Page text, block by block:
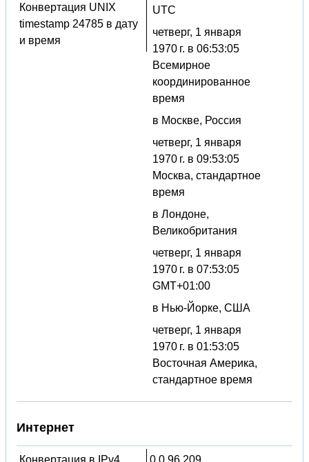
Конвертация UNIX
timestamp 24785 в дату
и время
UTC
четверг, 1 января
1970 г. в 06:53:05
Всемирное
координированное
время
в Москве, Россия
четверг, 1 января
1970 г. в 09:53:05
Москва, стандартное
время
в Лондоне,
Великобритания
четверг, 1 января
1970 г. в 07:53:05
GMT+01:00
в Нью-Йорке, США
четверг, 1 января
1970 г. в 01:53:05
Восточная Америка,
стандартное время
Интернет
Конвертация в IPv4
0.0.96.209